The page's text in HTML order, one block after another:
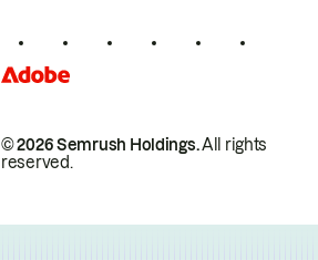
© 2026 Semrush Holdings.All rights
reserved.